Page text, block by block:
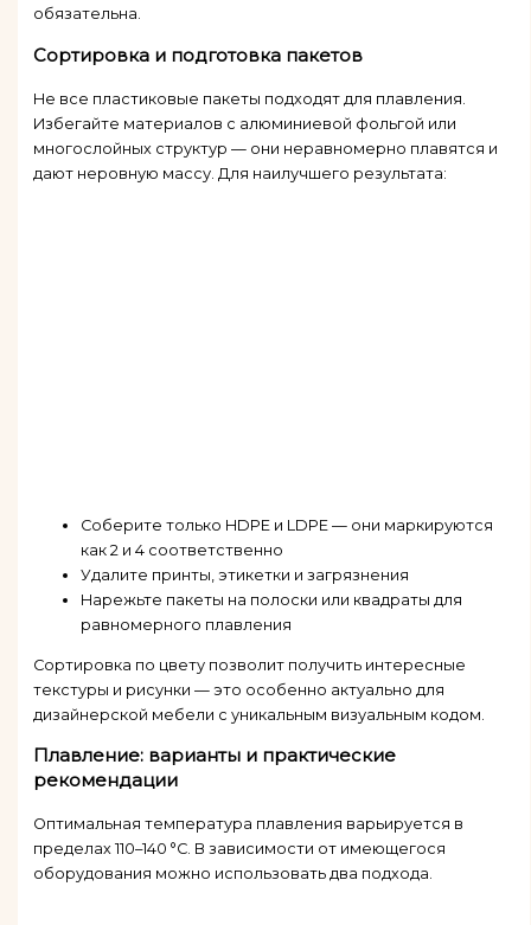
обязательна.
Сортировка и подготовка пакетов
Не все пластиковые пакеты подходят для плавления.
Избегайте материалов с алюминиевой фольгой или
многослойных структур — они неравномерно плавятся и
дают неровную массу. Для наилучшего результата:
Соберите только HDPE и LDPE — они маркируются
как 2 и 4 соответственно
Удалите принты, этикетки и загрязнения
Нарежьте пакеты на полоски или квадраты для
равномерного плавления
Сортировка по цвету позволит получить интересные
текстуры и рисунки — это особенно актуально для
дизайнерской мебели с уникальным визуальным кодом.
Плавление: варианты и практические
рекомендации
Оптимальная температура плавления варьируется в
пределах 110–140 °C. В зависимости от имеющегося
оборудования можно использовать два подхода.